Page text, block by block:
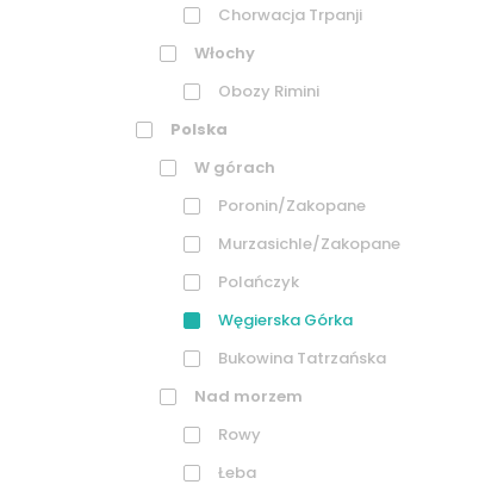
Chorwacja Trpanji
Włochy
Obozy Rimini
Polska
W górach
Poronin/Zakopane
Murzasichle/Zakopane
Polańczyk
Węgierska Górka
Bukowina Tatrzańska
Nad morzem
Rowy
Łeba